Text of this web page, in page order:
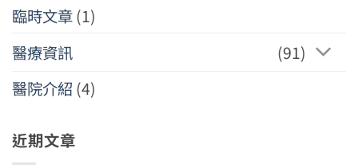
臨時文章(1)
醫療資訊
(91)
醫院介紹 (4)
近期文章